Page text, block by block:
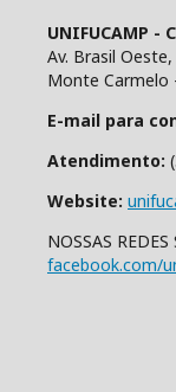
UNIFUCAMP
Av. Brasil
Monte Carmelo
E-mail para
Atendimento:
Website:
NOSSAS REDES
facebook.com/